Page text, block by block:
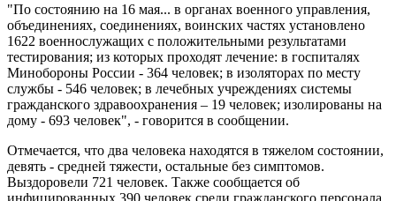
"По состоянию на 16 мая... в органах военного управления,
объединениях, соединениях, воинских частях установлено
1622 военнослужащих с положительными результатами
тестирования; из которых проходят лечение: в госпиталях
Минобороны России - 364 человек; в изоляторах по месту
службы - 546 человек; в лечебных учреждениях системы
гражданского здравоохранения – 19 человек; изолированы на
дому - 693 человек", - говорится в сообщении.
Отмечается, что два человека находятся в тяжелом состоянии,
девять - средней тяжести, остальные без симптомов.
Выздоровели 721 человек. Также сообщается об
инфицированных 390 человек среди гражданского персонала